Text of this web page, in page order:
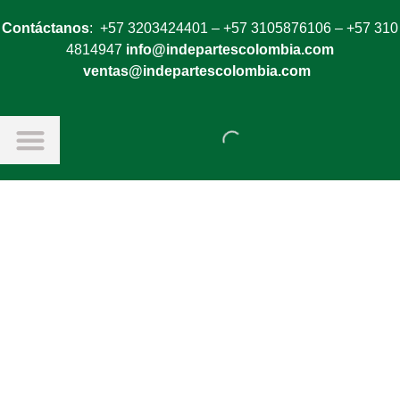
Contáctanos: +57 3203424401 – +57 3105876106 – +57 310
4814947 info@indepartescolombia.com
ventas@indepartescolombia.com